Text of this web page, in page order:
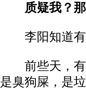
质疑我？那
李阳知道有
前些天，有
是臭狗屎，是